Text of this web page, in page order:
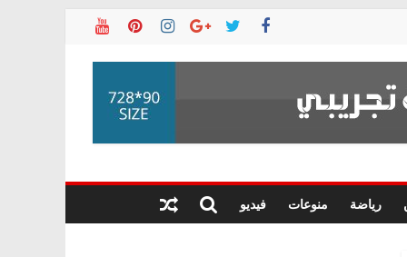
رياضة منوعات فيديو